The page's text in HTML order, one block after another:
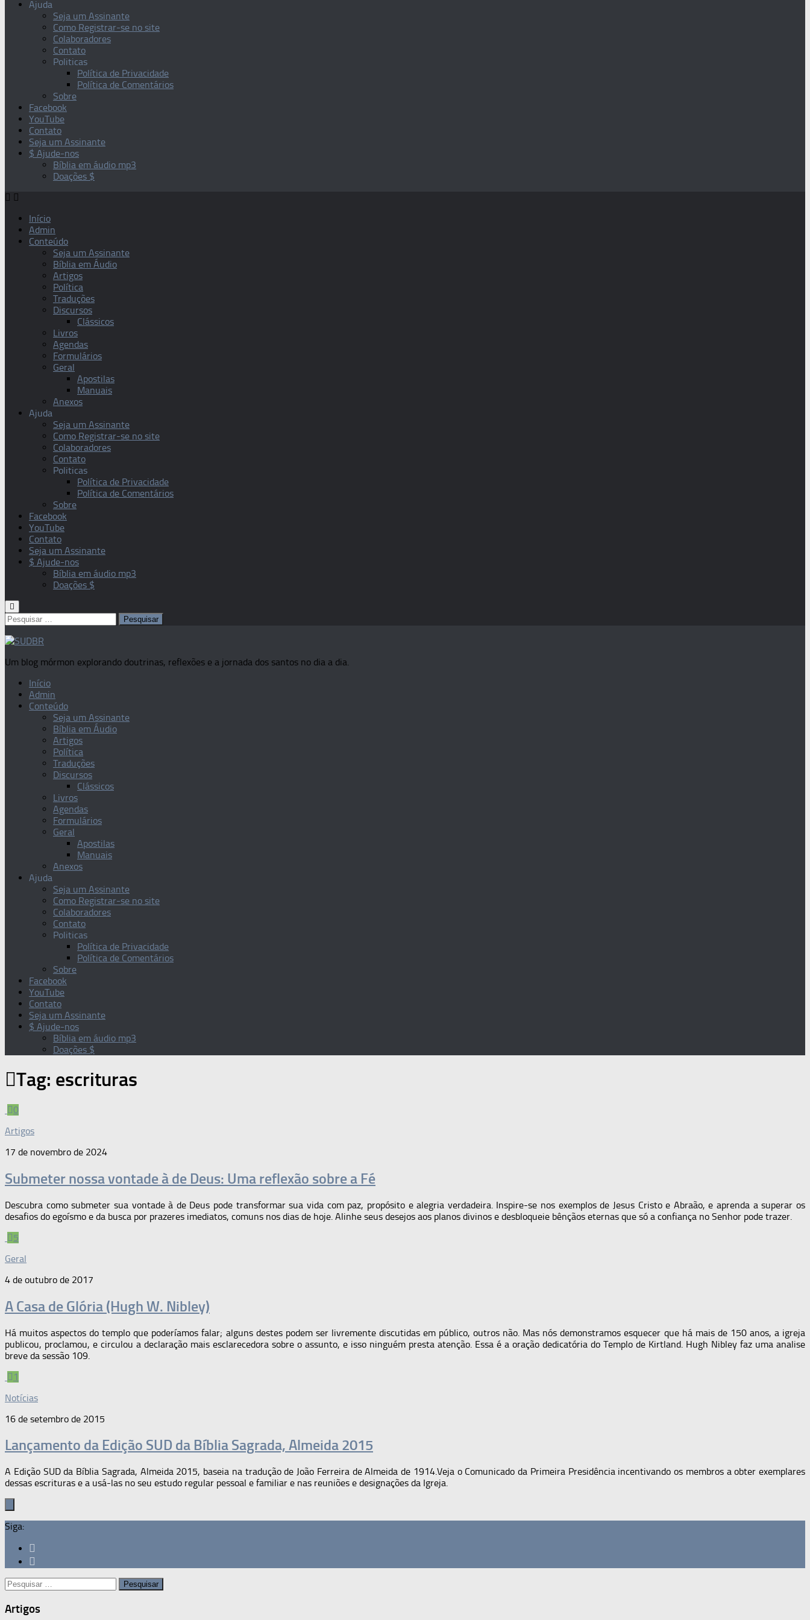
Ajuda
Seja um Assinante
Como Registrar-se no site
Colaboradores
Contato
Politicas
Política de Privacidade
Política de Comentários
Sobre
Facebook
YouTube
Contato
Seja um Assinante
$ Ajude-nos
Bíblia em áudio mp3
Doações $
Início
Admin
Conteúdo
Seja um Assinante
Bíblia em Áudio
Artigos
Política
Traduções
Discursos
Clássicos
Livros
Agendas
Formulários
Geral
Apostilas
Manuais
Anexos
Ajuda
Seja um Assinante
Como Registrar-se no site
Colaboradores
Contato
Politicas
Política de Privacidade
Política de Comentários
Sobre
Facebook
YouTube
Contato
Seja um Assinante
$ Ajude-nos
Bíblia em áudio mp3
Doações $
Pesquisar
por:
Um blog mórmon explorando doutrinas, reflexões e a jornada dos santos no dia a dia.
Início
Admin
Conteúdo
Seja um Assinante
Bíblia em Áudio
Artigos
Política
Traduções
Discursos
Clássicos
Livros
Agendas
Formulários
Geral
Apostilas
Manuais
Anexos
Ajuda
Seja um Assinante
Como Registrar-se no site
Colaboradores
Contato
Politicas
Política de Privacidade
Política de Comentários
Sobre
Facebook
YouTube
Contato
Seja um Assinante
$ Ajude-nos
Bíblia em áudio mp3
Doações $
Tag: escrituras
0
Artigos
17 de novembro de 2024
Submeter nossa vontade à de Deus: Uma reflexão sobre a Fé
Descubra como submeter sua vontade à de Deus pode transformar sua vida com paz, propósito e alegria verdadeira. Inspire-se nos exemplos de Jesus Cristo e Abraão, e aprenda a superar os
desafios do egoísmo e da busca por prazeres imediatos, comuns nos dias de hoje. Alinhe seus desejos aos planos divinos e desbloqueie bênçãos eternas que só a confiança no Senhor pode trazer.
5
Geral
4 de outubro de 2017
A Casa de Glória (Hugh W. Nibley)
Há muitos aspectos do templo que poderíamos falar; alguns destes podem ser livremente discutidas em público, outros não. Mas nós demonstramos esquecer que há mais de 150 anos, a igreja
publicou, proclamou, e circulou a declaração mais esclarecedora sobre o assunto, e isso ninguém presta atenção. Essa é a oração dedicatória do Templo de Kirtland. Hugh Nibley faz uma analise
breve da sessão 109.
1
Notícias
16 de setembro de 2015
Lançamento da Edição SUD da Bíblia Sagrada, Almeida 2015
A Edição SUD da Bíblia Sagrada, Almeida 2015, baseia na tradução de João Ferreira de Almeida de 1914.Veja o Comunicado da Primeira Presidência incentivando os membros a obter exemplares
dessas escrituras e a usá-las no seu estudo regular pessoal e familiar e nas reuniões e designações da Igreja.
Siga:
Pesquisar
Artigos